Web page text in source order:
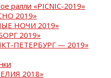
ралли «PICNIC-2019»
2019»
НОЧИ 2019»
2019»
ПЕТЕРБУРГ — 2019»
2018»